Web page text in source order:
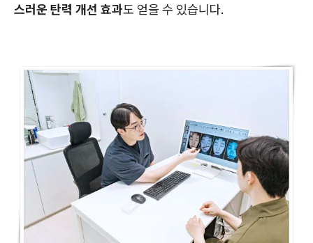
스러운 탄력 개선 효과도 얻을 수 있습니다.